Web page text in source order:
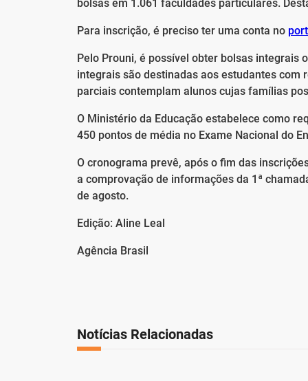
bolsas em 1.061 faculdades particulares.
Para inscrição, é preciso ter uma conta no
Pelo Prouni, é possível obter bolsas integrais
integrais são destinadas aos estudantes
parciais contemplam alunos cujas famílias
O Ministério da Educação estabelece como
450 pontos de média no Exame Nacional do
O cronograma prevê, após o fim das
a comprovação de informações da 1ª
de agosto.
Edição: Aline Leal
Agência Brasil
Notícias Relacionadas